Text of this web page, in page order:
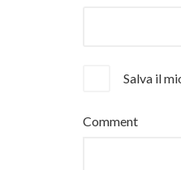
Salva il
Comment